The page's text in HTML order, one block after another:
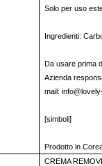
Solo per uso
Ingredienti:
Da usare prima
Azienda
mail:
[simboli]
Prodotto in
CREMA